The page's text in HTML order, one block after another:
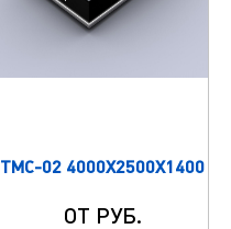
ТМС-02 4000Х2500Х1400
ОТ РУБ.